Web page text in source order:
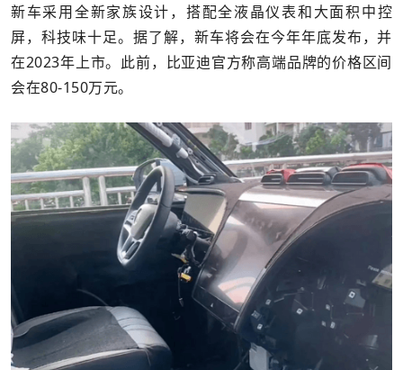
新车采用全新家族设计，搭配全液晶仪表和大面积中控
屏，科技味十足。据了解，新车将会在今年年底发布，并
在2023年上市。此前，比亚迪官方称高端品牌的价格区间
会在80-150万元。